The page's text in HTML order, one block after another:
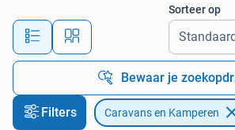
Alle afstanden…
Sorteer op
Bewaar je
Filters Caravans en Kamperen